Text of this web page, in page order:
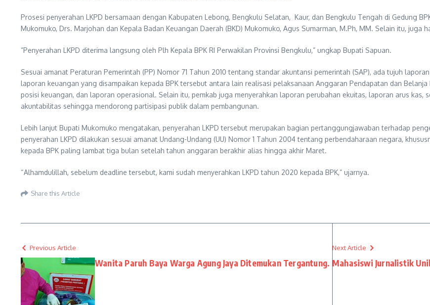
Prosesi penyerahan LKPD bersamaan dengan Kabupaten Lebong, Bengkulu Selatan, Kaur, dan Bengkulu Tengah di Gedung
Mukomuko, Drs. Marjohan dan Kepala Badan Keuangan Daerah (BKD) Mukomuko, Agus Sumarman, M.Ph, MM. Selain itu, juga
”Penyerahan LKPD diterima langsung oleh Plh Kepala BPK RI Perwakilan Provinsi Bengkulu,” ungkap Bupati Sapuan.
Sesuai amanat Peraturan Pemerintah (PP) Nomor 71 Tahun 2010 tentang standar akuntansi pemerintah (SAP), ada tujuh
laporan keuangan yang disampaikan kepada BPK tersebut antara lain realisasi pelaksanaan Anggaran Pendapatan dan
posisi keuangan, dan laporan operasional. Selain itu, pemkab juga menyerahkan laporan perubahan ekuitas, laporan arus kas,
akuntabilitas sehingga mendorong partisipasi publik dalam pembangunan.
Lebih lanjut Bupati Mukomuko mengatakan, penyerahan LKPD tersebut merupakan bagian pertanggungjawaban terhadap
penyerahan LKPD dilakukan sesuai amanat Undang-Undang (UU) Nomor 1 Tahun 2004 tentang perbendaharaan negara,
kepada BPK paling lambat tiga bulan setelah tahun anggaran berakhir alias hingga akhir Maret.
“Alhamdulillah, sebelum deadline tersebut, kami sudah menyerahkan LKPD tahun 2020 kepada BPK,” ujarnya.
Share this Article
Previous Article
Wanita Paruh Baya Warga Agung Jaya Ditemukan Tergantung.
Next Article
Mahasiswi Jurnalistik